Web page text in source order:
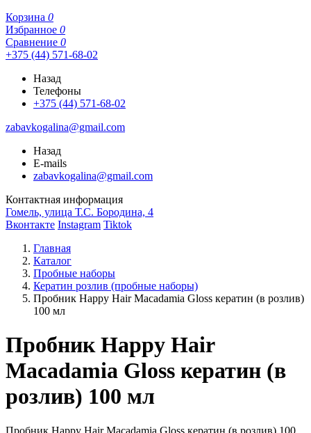
Корзина 0
Избранное 0
Сравнение 0
+375 (44) 571-68-02
Назад
Телефоны
+375 (44) 571-68-02
zabavkogalina@gmail.com
Назад
E-mails
zabavkogalina@gmail.com
Контактная информация
Гомель, улица Т.С. Бородина, 4
Вконтакте Instagram Tiktok
Главная
Каталог
Пробные наборы
Кератин розлив (пробные наборы)
Пробник Happy Hair Macadamia Gloss кератин (в розлив)
100 мл
Пробник Happy Hair
Macadamia Gloss кератин (в
розлив) 100 мл
Пробник Happy Hair Macadamia Gloss кератин (в розлив) 100